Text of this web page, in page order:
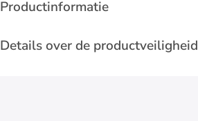
Productinformatie
Details over de productveiligheid